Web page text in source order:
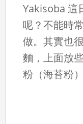
Yakisoba 這
呢？不能時
做。其實也
麵，上面放
粉（海苔粉